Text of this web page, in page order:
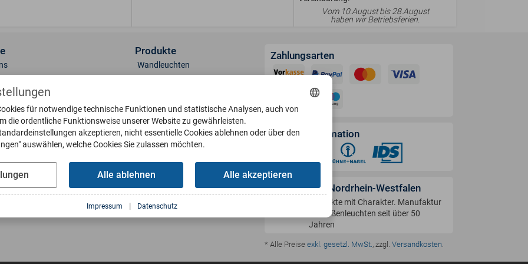
Vom 10.August bis 28.August
haben wir Betriebsferien.
& Oberflächen
bestellen
Interaktiv
Produkte
Wandleuchten
Deckenleuchten
Briefkästen
Klingelplatten
Wasserbecken
Zahlungsarten
Versandinformation
Handwerk in Nordrhein-Westfalen
Produkte mit Charakter. Manufaktur
für Außenleuchten seit über 50
Jahren
* Alle Preise exkl. gesetzl. MwSt. , zzgl. Versandkosten
für notwendige technische Funktionen und statistische Analysen, auch von
die ordentliche Funktionsweise unserer Website zu gewährleisten.
akzeptieren, nicht essentielle Cookies ablehnen oder über den
auswählen, welche Cookies Sie zulassen möchten.
Alle ablehnen Alle akzeptieren
Impressum | Datenschutz